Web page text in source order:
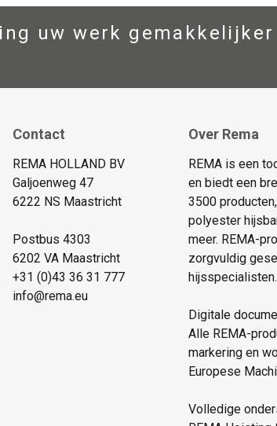
uw werk gemakkelijker
Contact
REMA HOLLAND BV
Galjoenweg 47
6222 NS Maastricht
Postbus 4303
6202 VA Maastricht
+31 (0)43 36 31 777
info@rema.eu
Over Rema
REMA is een
en biedt een
3500
polyester
meer. REMA-
zorgvuldig
hijsspecialisten.
Digitale
Alle REMA-
markering en
Europese
Volledige